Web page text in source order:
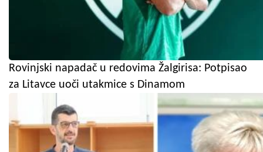
Rovinjski napadač u redovima Žalgirisa: Potpisao
za Litavce uoči utakmice s Dinamom